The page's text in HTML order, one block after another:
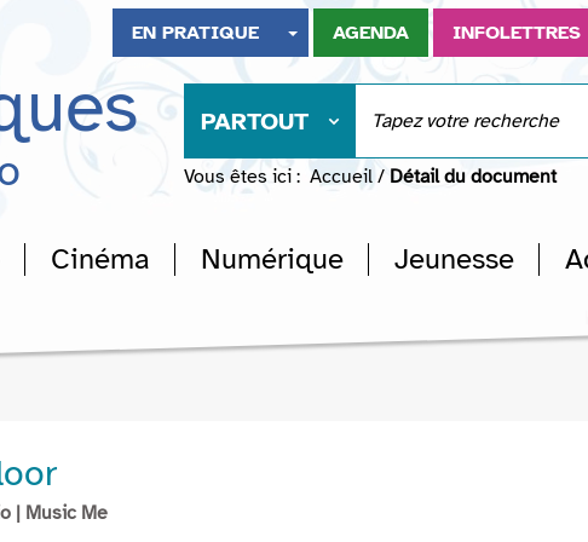
EN PRATIQUE AGENDA INFOLETTRES
PARTOUT
Vous êtes ici : Accueil / Détail du document
Cinéma Numérique Jeunesse
| Music Me